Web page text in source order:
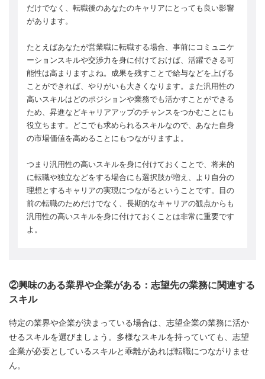
だけでなく、転職後のあなたのキャリアにとっても良い影響
があります。
たとえばあなたが営業職に転職する場合、事前にコミュニケ
ーションスキルや交渉力を身に付けておけば、活躍できる可
能性は高まりますよね。成果を残すことで給与などを上げる
ことができれば、やりがいも大きくなります。また汎用性の
高いスキルはどのポジションや業務でも活かすことができる
ため、昇進などキャリアアップのチャンスをつかむことにも
役立ちます。どこでも求められるスキルなので、あなた自身
の市場価値を高めることにもつながりますよ。
つまり汎用性の高いスキルを身に付けておくことで、将来的
に転職や独立などをする場合にも選択肢が増え、より自分の
理想とするキャリアの実現につながるということです。目の
前の転職のためだけでなく、長期的なキャリアの観点からも
汎用性の高いスキルを身に付けておくことは非常に重要です
よ。
②興味のある業界や企業がある：志望先の業務に関連する
スキル
特定の業界や企業が決まっている場合は、志望企業の業務に活か
せるスキルを選びましょう。多様なスキルを持っていても、志望
企業が必要としているスキルと乖離があれば転職につながりませ
ん。